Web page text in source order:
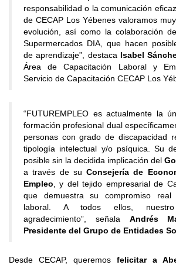
responsabilidad o la comunicación
de CECAP Los Yébenes valoramos
evolución, así como la colaboración
Supermercados DIA, que hacen
de aprendizaje”, destaca Isabel
Área de Capacitación Laboral y
Servicio de Capacitación CECAP Los
“FUTUREMPLEO es actualmente la
formación profesional dual
personas con grado de discapacidad
tipología intelectual y/o psíquica. Su
posible sin la decidida implicación del
a través de su Consejería de
Empleo, y del tejido empresarial de
que demuestra su compromiso
laboral. A todos ellos,
agradecimiento”, señala Andrés
Presidente del Grupo de Entidades
Desde CECAP, queremos felicitar a